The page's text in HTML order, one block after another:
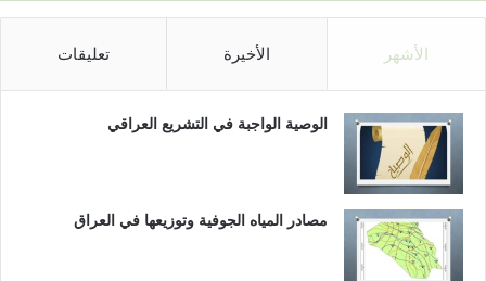
الأشهر الأخيرة تعليقات
الوصية الواجبة في التشريع العراقي
مصادر المياه الجوفية وتوزيعها في العراق